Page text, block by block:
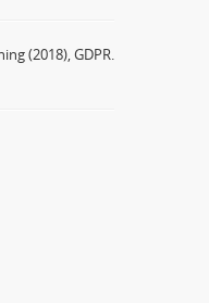
(2018), GDPR.